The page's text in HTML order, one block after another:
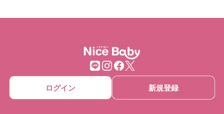
抱っこひも
ベビーサークル
ログイン 新規登録